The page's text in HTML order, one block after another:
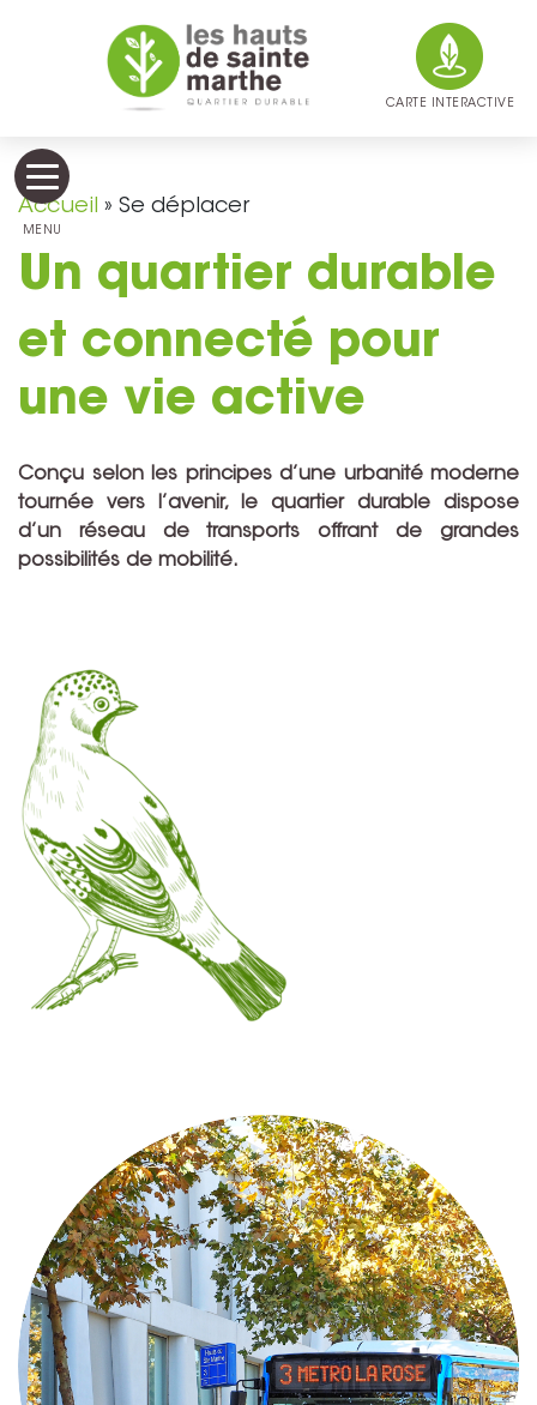
MENU
CARTE INTERACTIVE
Accueil » Se déplacer
Un quartier durable
et connecté pour
une vie active
Conçu selon les principes d’une urbanité moderne
tournée vers l’avenir, le quartier durable dispose
d’un réseau de transports offrant de grandes
possibilités de mobilité.